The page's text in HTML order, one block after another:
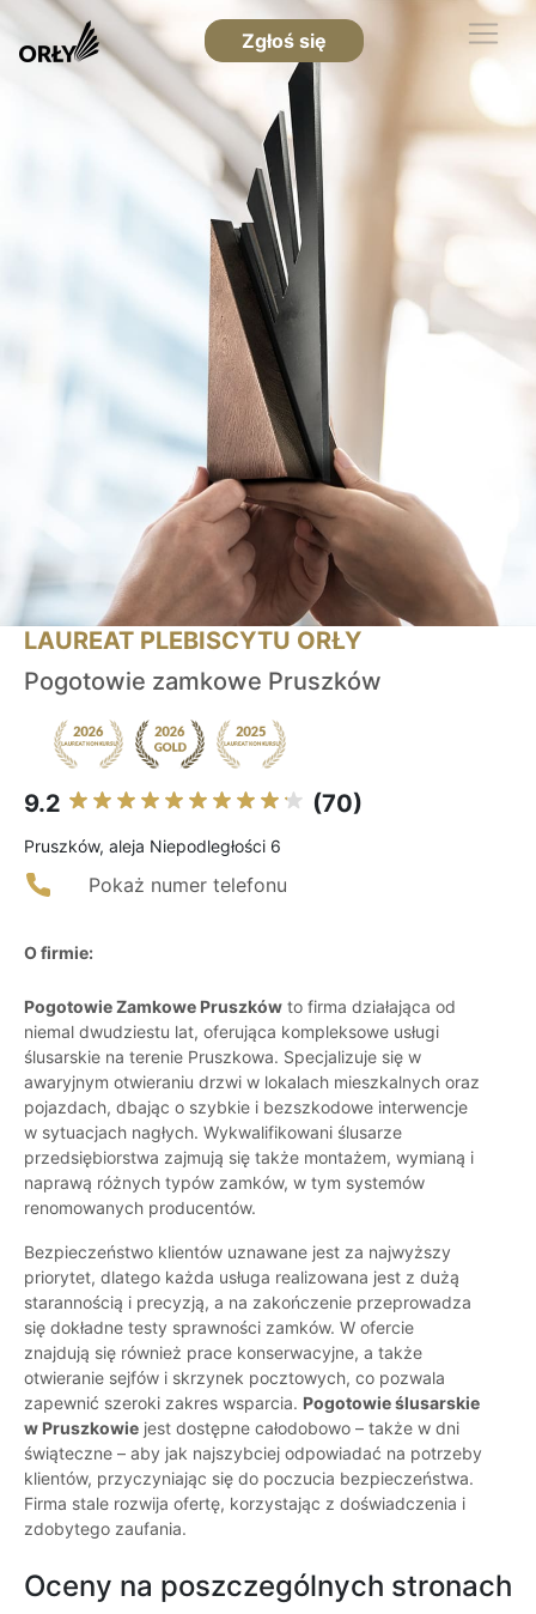
Zgłoś się
LAUREAT PLEBISCYTU ORŁY
Pogotowie zamkowe Pruszków
9.2 (70)
Pruszków, aleja Niepodległości 6
Pokaż numer telefonu
O firmie:
Pogotowie Zamkowe Pruszków to firma działająca od
niemal dwudziestu lat, oferująca kompleksowe usługi
ślusarskie na terenie Pruszkowa. Specjalizuje się w
awaryjnym otwieraniu drzwi w lokalach mieszkalnych oraz
pojazdach, dbając o szybkie i bezszkodowe interwencje
w sytuacjach nagłych. Wykwalifikowani ślusarze
przedsiębiorstwa zajmują się także montażem, wymianą i
naprawą różnych typów zamków, w tym systemów
renomowanych producentów.
Bezpieczeństwo klientów uznawane jest za najwyższy
priorytet, dlatego każda usługa realizowana jest z dużą
starannością i precyzją, a na zakończenie przeprowadza
się dokładne testy sprawności zamków. W ofercie
znajdują się również prace konserwacyjne, a także
otwieranie sejfów i skrzynek pocztowych, co pozwala
zapewnić szeroki zakres wsparcia. Pogotowie ślusarskie
w Pruszkowie jest dostępne całodobowo – także w dni
świąteczne – aby jak najszybciej odpowiadać na potrzeby
klientów, przyczyniając się do poczucia bezpieczeństwa.
Firma stale rozwija ofertę, korzystając z doświadczenia i
zdobytego zaufania.
Oceny na poszczególnych stronach